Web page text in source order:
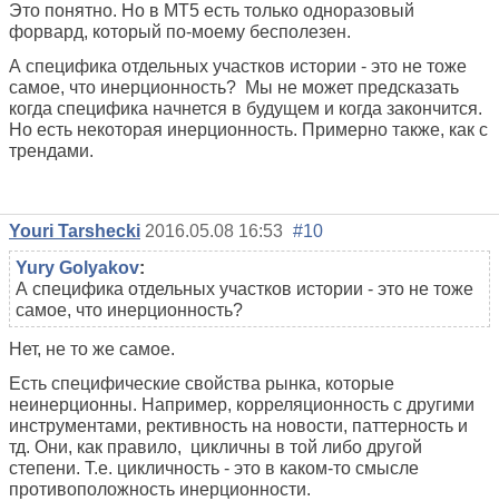
Это понятно. Но в МТ5 есть только одноразовый
форвард, который по-моему бесполезен.
А специфика отдельных участков истории - это не тоже
самое, что инерционность? Мы не может предсказать
когда специфика начнется в будущем и когда закончится.
Но есть некоторая инерционность. Примерно также, как с
трендами.
Youri Tarshecki 2016.05.08 16:53 #10
Yury Golyakov:
А специфика отдельных участков истории - это не тоже
самое, что инерционность?
Нет, не то же самое.
Есть специфические свойства рынка, которые
неинерционны. Например, корреляционность с другими
инструментами, рективность на новости, паттерность и
тд. Они, как правило, цикличны в той либо другой
степени. Т.е. цикличность - это в каком-то смысле
противоположность инерционности.